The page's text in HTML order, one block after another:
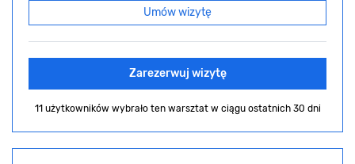
Umów wizytę
Zarezerwuj wizytę
11 użytkowników wybrało ten warsztat w ciągu ostatnich 30 dni